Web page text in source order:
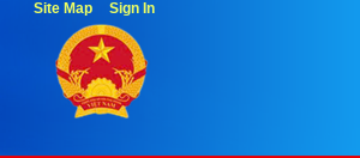
Site Map Sign In